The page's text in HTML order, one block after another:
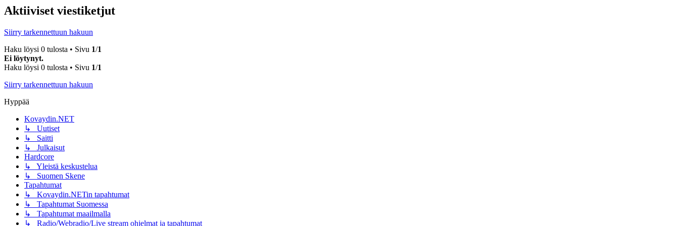
Aktiiviset viestiketjut
Siirry tarkennettuun hakuun
Haku löysi 0 tulosta • Sivu 1/1
Ei löytynyt.
Haku löysi 0 tulosta • Sivu 1/1
Siirry tarkennettuun hakuun
Hyppää
Kovaydin.NET
↳ Uutiset
↳ Saitti
↳ Julkaisut
Hardcore
↳ Yleistä keskustelua
↳ Suomen Skene
Tapahtumat
↳ Kovaydin.NETin tapahtumat
↳ Tapahtumat Suomessa
↳ Tapahtumat maailmalla
↳ Radio/Webradio/Live stream ohjelmat ja tapahtumat